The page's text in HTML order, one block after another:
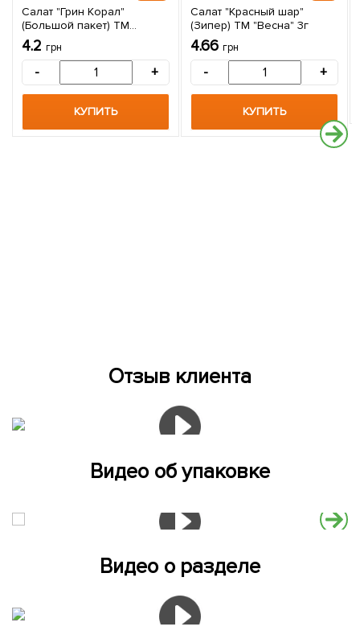
Салат "Грин Корал"
(Большой пакет) ТМ
"Весна" 3г
4.2 грн
- +
КУПИТЬ
Салат "Красный шар"
(Зипер) ТМ "Весна" 3г
4.66 грн
- +
КУПИТЬ
Отзыв клиента
Видео об упаковке
Видео о разделе